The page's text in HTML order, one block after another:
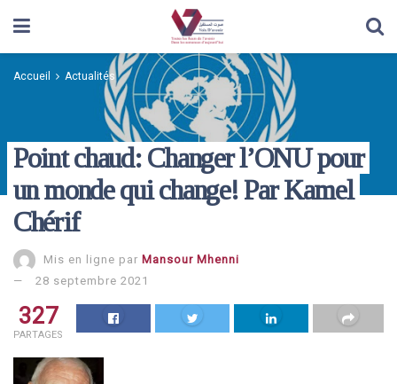
Accueil Actualités
Point chaud: Changer l’ONU pour
un monde qui change! Par Kamel
Chérif
Mis en ligne par Mansour Mhenni
28 septembre 2021
327
PARTAGES